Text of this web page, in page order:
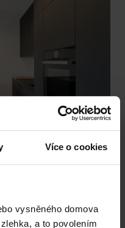
Více o cookies
vysněného domova
a to povolením
Loggia 2 m²